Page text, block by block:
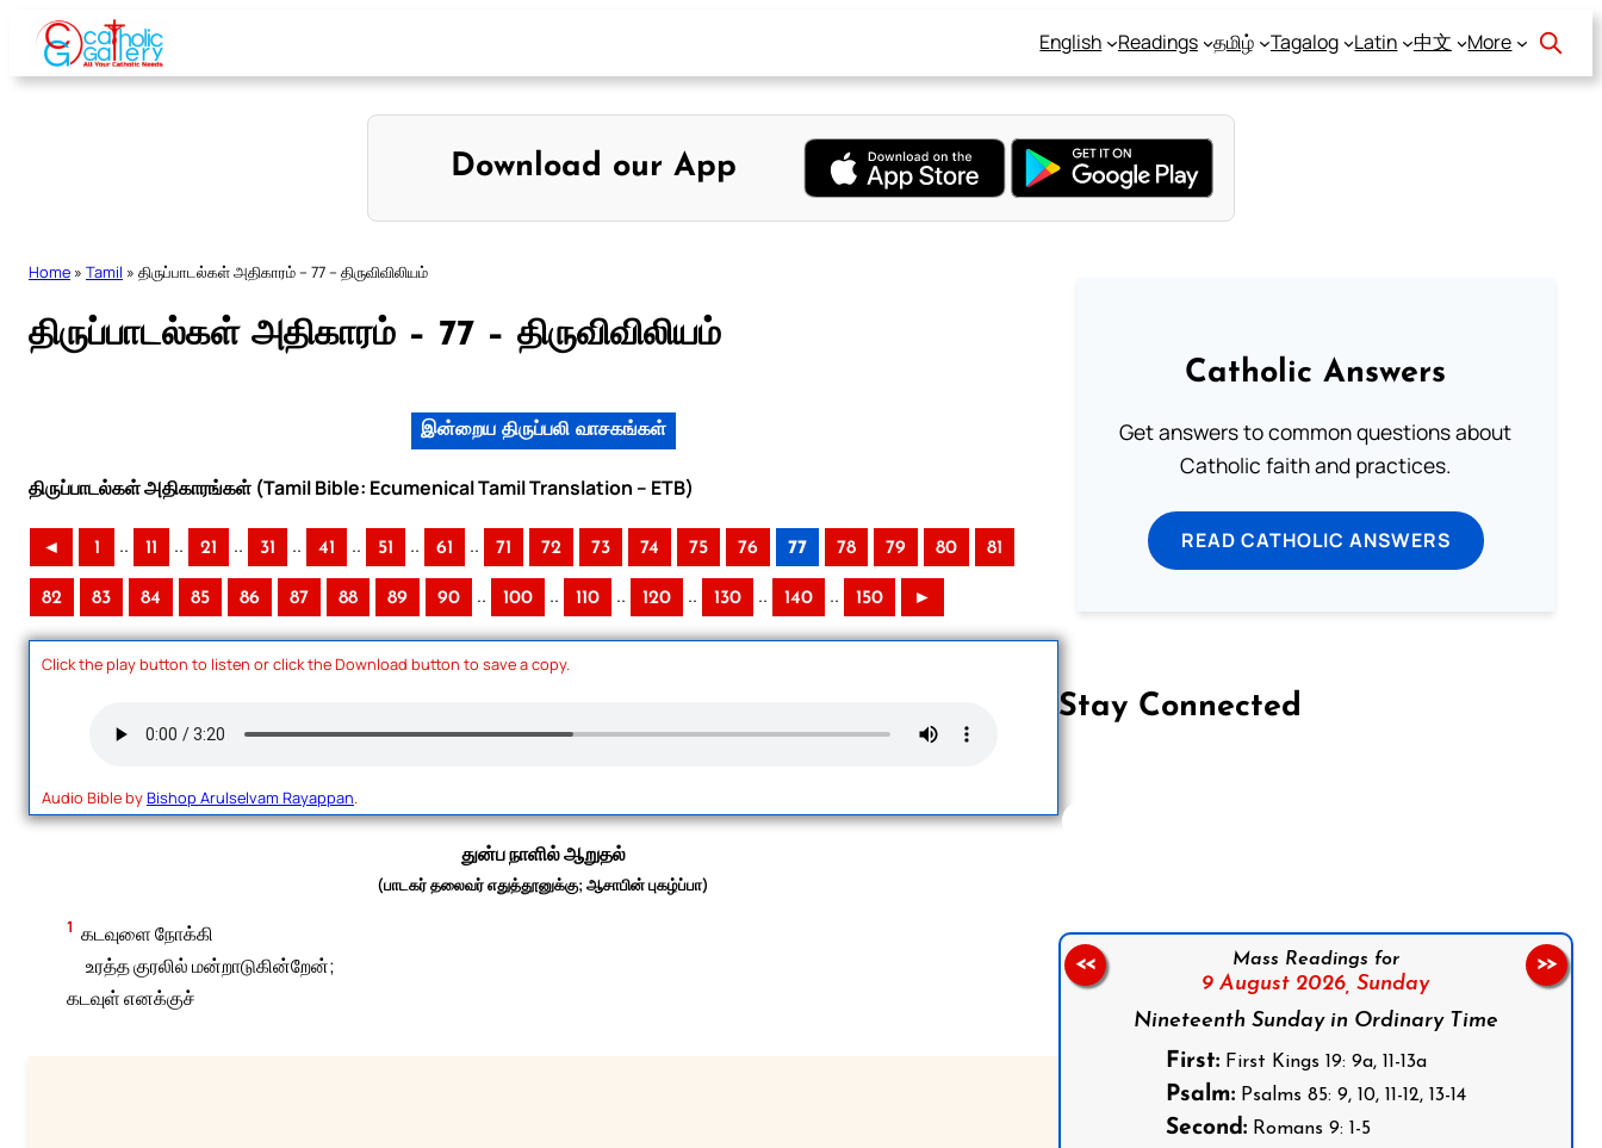
Skip
content
English Readings தமிழ் Tagalog Latin 中文 More
Download our App
Home » Tamil » திருப்பாடல்கள் அதிகாரம் – 77 – திருவிவிலியம்
திருப்பாடல்கள் அதிகாரம் – 77 – திருவிவிலியம்
இன்றைய திருப்பலி வாசகங்கள்
திருப்பாடல்கள் அதிகாரங்கள் (Tamil Bible: Ecumenical Tamil Translation – ETB)
◄ 1 .. 11 .. 21 .. 31 .. 41 .. 51 .. 61 .. 71 72 73 74 75 76 77 78 79 80 81
82 83 84 85 86 87 88 89 90 .. 100 .. 110 .. 120 .. 130 .. 140 .. 150 ►
Click the play button to listen or click the Download button to save a copy.
Audio Bible byBishop Arulselvam Rayappan.
துன்ப நாளில் ஆறுதல்
(பாடகர் தலைவர் எதுத்தூனுக்கு; ஆசாபின் புகழ்ப்பா)
1 கடவுளை நோக்கி
உரத்த குரலில் மன்றாடுகின்றேன்;
கடவுள் எனக்குச்
Catholic Answers
Get answers to common questions about
Catholic faith and practices.
READ CATHOLIC ANSWERS
Stay Connected
Follow us on Facebook
Mass Readings for
9 August 2026, Sunday
Nineteenth Sunday in Ordinary Time
First:First Kings 19: 9a, 11-13a
Psalm:Psalms 85: 9, 10, 11-12, 13-14
Second:Romans 9: 1-5
<< >>